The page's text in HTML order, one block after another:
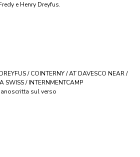
e Henry Dreyfus.
/ COINTERNY / AT DAVESCO NEAR /
SWISS / INTERNMENTCAMP
sul verso